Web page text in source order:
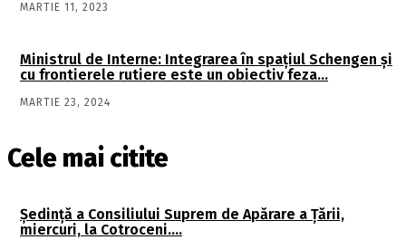
MARTIE 11, 2023
Ministrul de Interne: Integrarea în spaţiul Schengen şi
cu frontierele rutiere este un obiectiv feza…
MARTIE 23, 2024
Cele mai citite
Şedinţă a Consiliului Suprem de Apărare a Ţării,
miercuri, la Cotroceni….